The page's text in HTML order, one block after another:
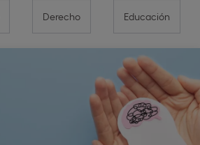
Derecho Educación